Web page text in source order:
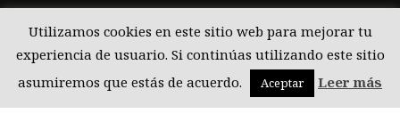
Utilizamos cookies en este sitio web para mejorar tu
experiencia de usuario. Si continúas utilizando este sitio
asumiremos que estás de acuerdo.
Aceptar Leer más